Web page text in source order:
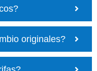
originales?